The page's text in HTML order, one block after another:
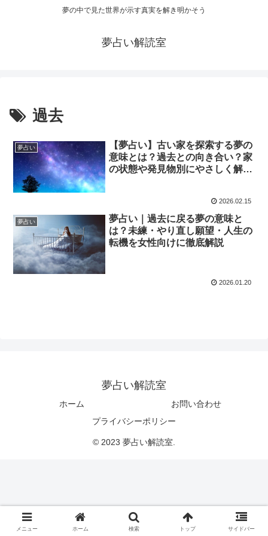
夢の中で見た世界が示す真実を解き明かそう
夢占い解読室
過去
夢占い
【夢占い】古い家を探索する夢の
意味とは？過去との向き合い？家
の状態や発見物別にやさしく解
2026.02.15
夢占い
夢占い｜過去に戻る夢の意味と
は？未練・やり直し願望・人生の
転機を女性向けに徹底解説
2026.01.20
夢占い解読室
ホーム
お問い合わせ
プライバシーポリシー
© 2023 夢占い解読室.
メニュー ホーム 検索 トップ サイドバー